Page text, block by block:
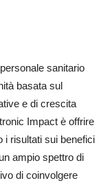
sanitario
basata sul
e di crescita
Impact è offrire
i risultati sui benefici
ampio spettro di
di coinvolgere